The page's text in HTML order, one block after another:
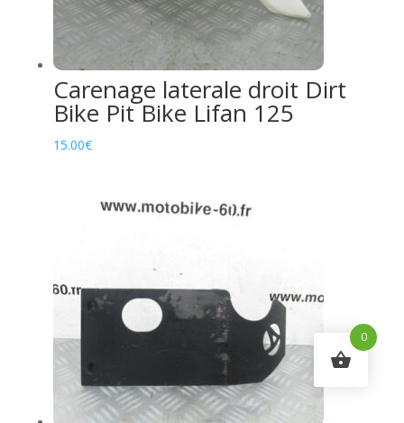
Carenage laterale droit Dirt
Bike Pit Bike Lifan 125
15.00€
0